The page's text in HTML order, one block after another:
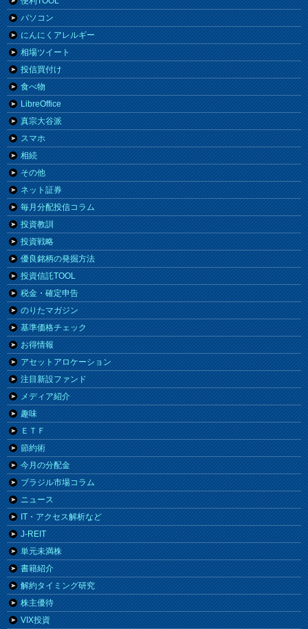
パソコン
にんにくアレルギー
相場ツイート
投信買付け
食べ物
LibreOffice
真宗大谷派
スマホ
相続
その他
ネット証券
毎月分配投信コラム
投資教訓
投資戦略
優良銘柄の発掘方法
投資信託TOOL
税金・確定申告
のりたマガジン
基準価格チェック
お得情報
アセットアロケーション
注目新設ファンド
メディア紹介
趣味
ＥＴＦ
節約術
今月の分配金
ブラジル市場コラム
ニュース
IT・アクセス解析など
J-REIT
単元未満株
書籍紹介
解約タイミング研究
株主優待
VIX投資